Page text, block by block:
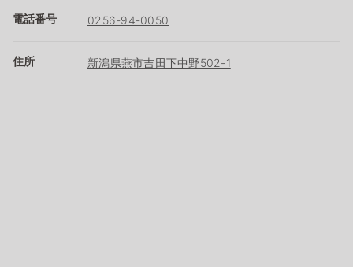
電話番号 0256-94-0050
住所 新潟県燕市吉田下中野502-1